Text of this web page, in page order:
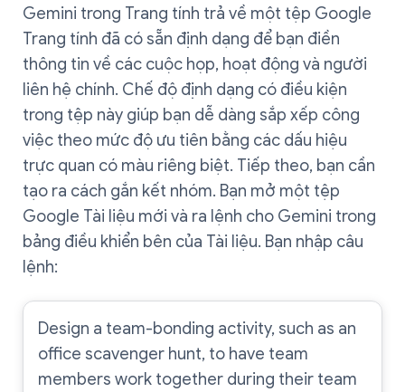
Gemini trong Trang tính trả về một tệp Google
Trang tính đã có sẵn định dạng để bạn điền
thông tin về các cuộc họp, hoạt động và người
liên hệ chính. Chế độ định dạng có điều kiện
trong tệp này giúp bạn dễ dàng sắp xếp công
việc theo mức độ ưu tiên bằng các dấu hiệu
trực quan có màu riêng biệt. Tiếp theo, bạn cần
tạo ra cách gắn kết nhóm. Bạn mở một tệp
Google Tài liệu mới và ra lệnh cho Gemini trong
bảng điều khiển bên của Tài liệu. Bạn nhập câu
lệnh:
Design a team-bonding activity, such as an
office scavenger hunt, to have team
members work together during their team